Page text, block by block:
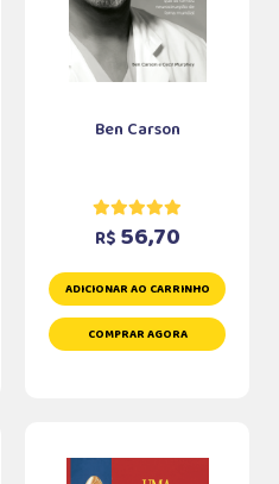
Ben Carson
R$ 56,70
ADICIONAR AO CARRINHO
COMPRAR AGORA